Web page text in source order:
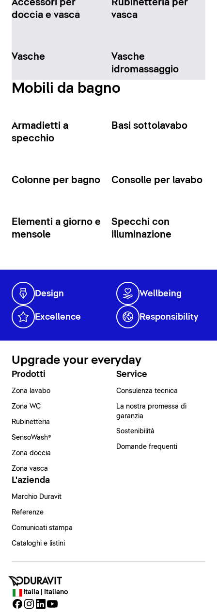
Accessori per
doccia e vasca
Rubinetteria per
vasca
Vasche
Vasche
idromassaggio
Mobili da bagno
Armadietti a
specchio
Basi sottolavabo
Colonne per bagno Consolle per lavabo
Elementi a giorno e
mensole
Specchi con
illuminazione
Design Wellbeing
Excellence Responsibility
Upgrade your everyday
Prodotti
Zona lavabo
Zona WC
Rubinetteria
SensoWash®
Zona doccia
Zona vasca
Service
Consulenza tecnica
La nostra promessa di
garanzia
Sostenibilità
Domande frequenti
L'azienda
Marchio Duravit
Referenze
Comunicati stampa
Cataloghi e listini
Italia | Italiano